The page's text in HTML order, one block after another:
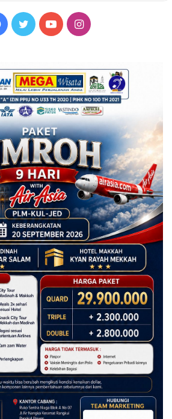
Facebook
TwitterYouTubeInstagram